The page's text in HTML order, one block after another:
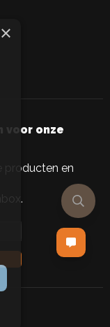
voor onze
producten en
×